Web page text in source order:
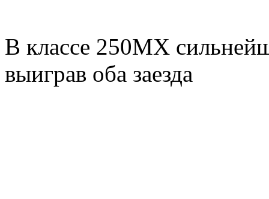
В классе 250МХ
выиграв оба заезда